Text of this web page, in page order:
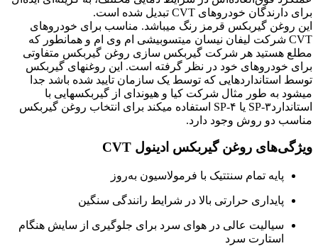
برای دارندگان خودروهای CVT تبدیل شده است.
این روغن گیربکس قرمز رنگ میباشد. مناسب برای خودروهای
CVT شرکت لیفان نیسان میتسوبیشی ام وی ام و همانطور که
مطلع هستید هر شرکت گیربکس سازی روغن گیربکس متفاوتی
برای خودروهای خود در نظر گرفته است. این روغنهای گیربکس
توسط استانداردهایی که توسط یک سازمان تایید شده باشد جدا
میشود به طور مثال شرکت کیا و هیوندای از گیربکسهایی با
استاندارد۳-SP یا ۴-SP استفاده میکند برای انتخاب روغن گیربکس
مناسب دو روش وجود دارد.
ویژگی‌های روغن گیربکس ادینول CVT
پایه تمام سنتتیک با فرمولاسیون به‌روز
پایداری حرارتی بالا در شرایط رانندگی سنگین
سیالیت عالی در هوای سرد برای جلوگیری از سایش هنگام
استارت سرد